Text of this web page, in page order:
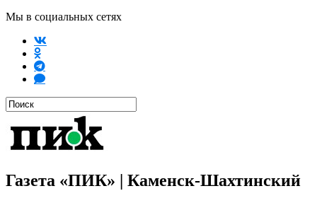
Мы в социальных сетях
Газета «ПИК» | Каменск-Шахтинский